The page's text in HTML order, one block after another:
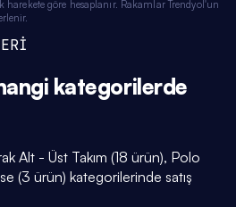
göre hesaplanır. Rakamlar Trendyol'un
kategorilerde
Alt - Üst Takım (18 ürün), Polo
(3 ürün) kategorilerinde satış